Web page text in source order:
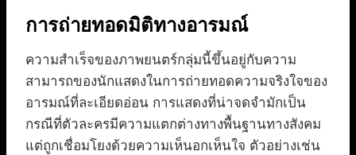
การถ่ายทอดมิติทางอารมณ์
ความสำเร็จของภาพยนตร์กลุ่มนี้ขึ้นอยู่กับความ
สามารถของนักแสดงในการถ่ายทอดความจริงใจของ
อารมณ์ที่ละเอียดอ่อน การแสดงที่น่าจดจำมักเป็น
กรณีที่ตัวละครมีความแตกต่างทางพื้นฐานทางสังคม
แต่ถูกเชื่อมโยงด้วยความเห็นอกเห็นใจ ตัวอย่างเช่น